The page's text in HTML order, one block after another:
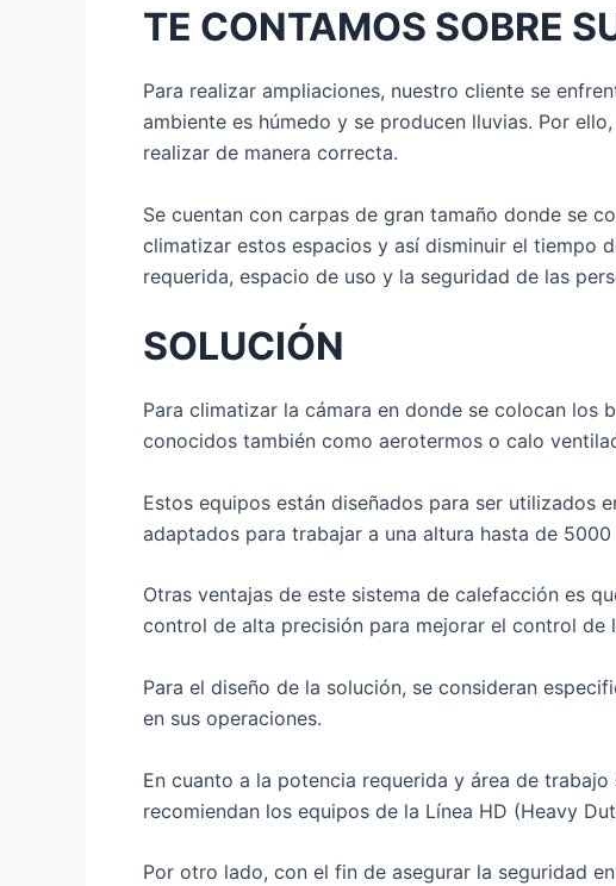
TE CONTAMOS SOBRE
Para realizar ampliaciones, nuestro cliente se
ambiente es húmedo y se producen lluvias. Por
realizar de manera correcta.
Se cuentan con carpas de gran tamaño donde se
climatizar estos espacios y así disminuir el tiempo
requerida, espacio de uso y la seguridad de las
SOLUCIÓN
Para climatizar la cámara en donde se colocan los
conocidos también como aerotermos o calo
Estos equipos están diseñados para ser utilizados
adaptados para trabajar a una altura hasta de
Otras ventajas de este sistema de calefacción es
control de alta precisión para mejorar el control de
Para el diseño de la solución, se consideran
en sus operaciones.
En cuanto a la potencia requerida y área de trabajo
recomiendan los equipos de la Línea HD (Heavy
Por otro lado, con el fin de asegurar la seguridad